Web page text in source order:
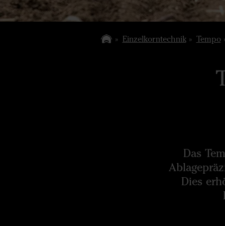
Einzelkorntechnik Tempo
Das
Dies